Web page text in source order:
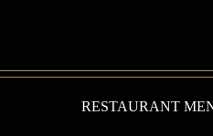
RESTAURANT